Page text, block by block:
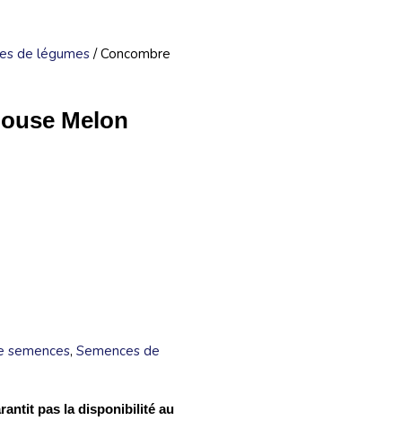
de légumes/ Concombre
Melon
semences, Semences de
pas la disponibilité au